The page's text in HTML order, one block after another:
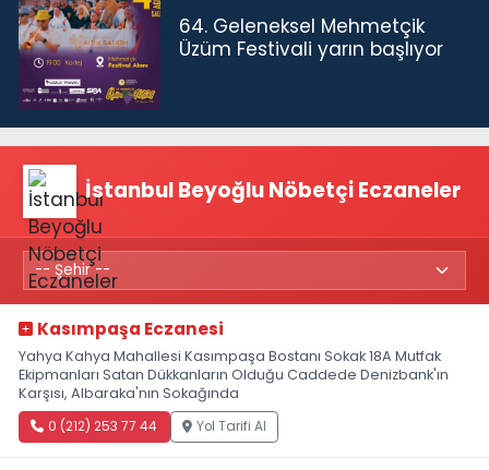
64. Geleneksel Mehmetçik
Üzüm Festivali yarın başlıyor
İstanbul Beyoğlu Nöbetçi Eczaneler
Kasımpaşa Eczanesi
Yahya Kahya Mahallesi Kasımpaşa Bostanı Sokak 18A Mutfak
Ekipmanları Satan Dükkanların Olduğu Caddede Denizbank'ın
Karşısı, Albaraka'nın Sokağında
0 (212) 253 77 44 Yol Tarifi Al